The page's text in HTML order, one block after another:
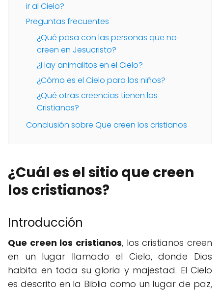
ir al Cielo?
Preguntas frecuentes
¿Qué pasa con las personas que no
creen en Jesucristo?
¿Hay animalitos en el Cielo?
¿Cómo es el Cielo para los niños?
¿Qué otras creencias tienen los
Cristianos?
Conclusión sobre Que creen los cristianos
¿Cuál es el sitio que creen
los cristianos?
Introducción
Que creen los cristianos, los cristianos creen
en un lugar llamado el Cielo, donde Dios
habita en toda su gloria y majestad. El Cielo
es descrito en la Biblia como un lugar de paz,